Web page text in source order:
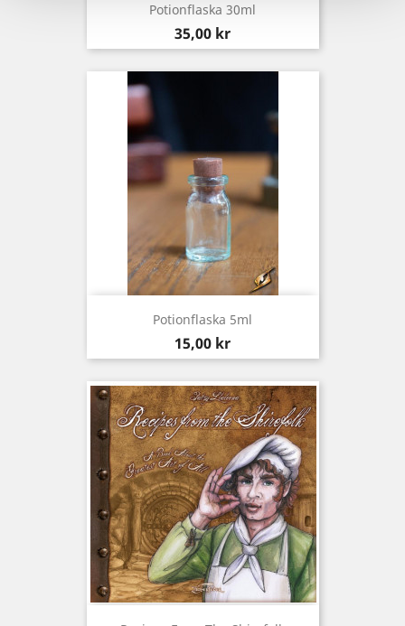
Potionflaska 30ml
Pris
35,00 kr
Potionflaska 5ml
Pris
15,00 kr